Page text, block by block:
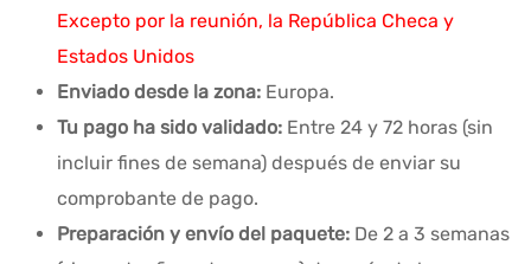
Excepto por la reunión, la República Checa y
Estados Unidos
Enviado desde la zona: Europa.
Tu pago ha sido validado: Entre 24 y 72 horas (sin
incluir fines de semana) después de enviar su
comprobante de pago.
Preparación y envío del paquete: De 2 a 3 semanas